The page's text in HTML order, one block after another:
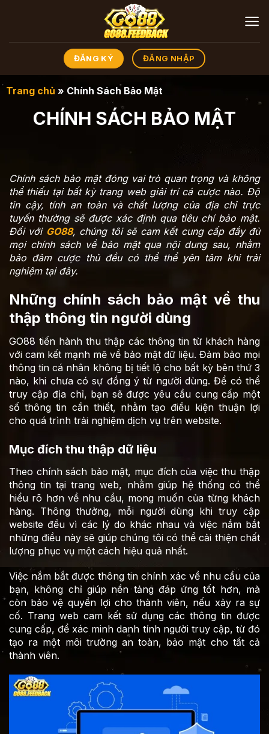
ĐĂNG KÝ ĐĂNG NHẬP
Trang chủ » Chính Sách Bảo Mật
CHÍNH SÁCH BẢO MẬT
Chính sách bảo mật đóng vai trò quan trọng và không
thể thiếu tại bất kỳ trang web giải trí cá cược nào. Độ
tin cậy, tính an toàn và chất lượng của địa chỉ trực
tuyến thường sẽ được xác định qua tiêu chí bảo mật.
Đối với GO88, chúng tôi sẽ cam kết cung cấp đầy đủ
mọi chính sách về bảo mật qua nội dung sau, nhằm
bảo đảm cược thủ đều có thể thể yên tâm khi trải
nghiệm tại đây.
Những chính sách bảo mật về thu
thập thông tin người dùng
GO88 tiến hành thu thập các thông tin từ khách hàng
với cam kết mạnh mẽ về bảo mật dữ liệu. Đảm bảo mọi
thông tin cá nhân không bị tiết lộ cho bất kỳ bên thứ 3
nào, khi chưa có sự đồng ý từ người dùng. Để có thể
truy cập địa chỉ, bạn sẽ được yêu cầu cung cấp một
số thông tin cần thiết, nhằm tạo điều kiện thuận lợi
cho quá trình trải nghiệm dịch vụ trên website.
Mục đích thu thập dữ liệu
Theo chính sách bảo mật, mục đích của việc thu thập
thông tin tại trang web, nhằm giúp hệ thống có thể
hiểu rõ hơn về nhu cầu, mong muốn của từng khách
hàng. Thông thưởng, mỗi người dùng khi truy cập
website đều vì các lý do khác nhau và việc nắm bắt
những điều này sẽ giúp chúng tôi có thể cải thiện chất
lượng phục vụ một cách hiệu quả nhất.
Việc nắm bắt được thông tin chính xác về nhu cầu của
bạn, không chỉ giúp nền tảng đáp ứng tốt hơn, mà
còn bảo vệ quyền lợi cho thành viên, nếu xảy ra sự
cố. Trang web cam kết sử dụng các thông tin được
cung cấp, để xác minh danh tính người truy cập, từ đó
tạo ra một môi trường an toàn, bảo mật cho tất cả
thành viên.